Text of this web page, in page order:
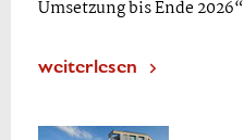
Umsetzung bis Ende 2026“
weiterlesen